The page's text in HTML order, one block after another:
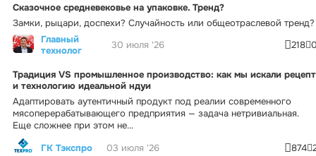
Сказочное средневековье на упаковке. Тренд?
Замки, рыцари, доспехи? Случайность или общеотраслевой тренд?
Главный
технолог
30 июля '26 218
Традиция VS промышленное производство: как мы искали рецепт
и технологию идеальной ндуи
Адаптировать аутентичный продукт под реалии современного
мясоперерабатывающего предприятия — задача нетривиальная.
Еще сложнее при этом не...
ГК Тэкспро
03 июля '26 874